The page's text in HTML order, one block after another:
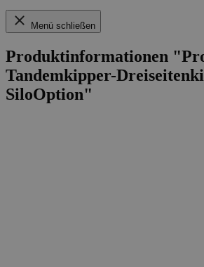
Menü schließen
Produktinformationen
Tandemkipper-
SiloOption"